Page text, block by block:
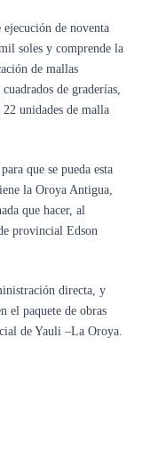
de noventa
soles y comprende la
de mallas
de graderías,
unidades de malla
que se pueda esta
la Oroya Antigua,
que hacer, al
provincial Edson
directa, y
el paquete de obras
de Yauli –La Oroya.